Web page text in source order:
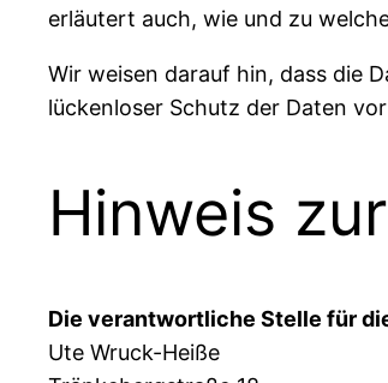
erläutert auch, wie und zu
Wir weisen darauf hin, dass die
lückenloser Schutz der Daten
Hinweis
Die verantwortliche Stelle für
Ute Wruck-Heiße